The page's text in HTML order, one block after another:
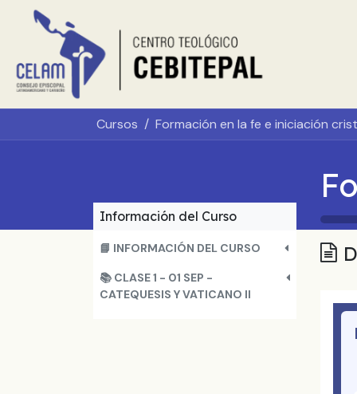
Ir al contenido
Cursos
Información del Curso
📘 INFORMACIÓN DEL CURSO
📚 CLASE 1 - 01 SEP -
CATEQUESIS Y VATICANO II